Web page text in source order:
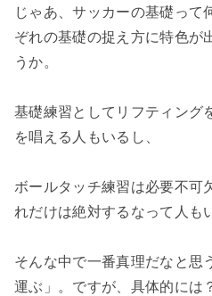
じゃあ、サッカーの基礎って
ぞれの基礎の捉え方に特色が
うか。
基礎練習としてリフティング
を唱える人もいるし、
ボールタッチ練習は必要不可
れだけは絶対するなって人も
そんな中で一番真理だなと思
運ぶ」。ですが、具体的には